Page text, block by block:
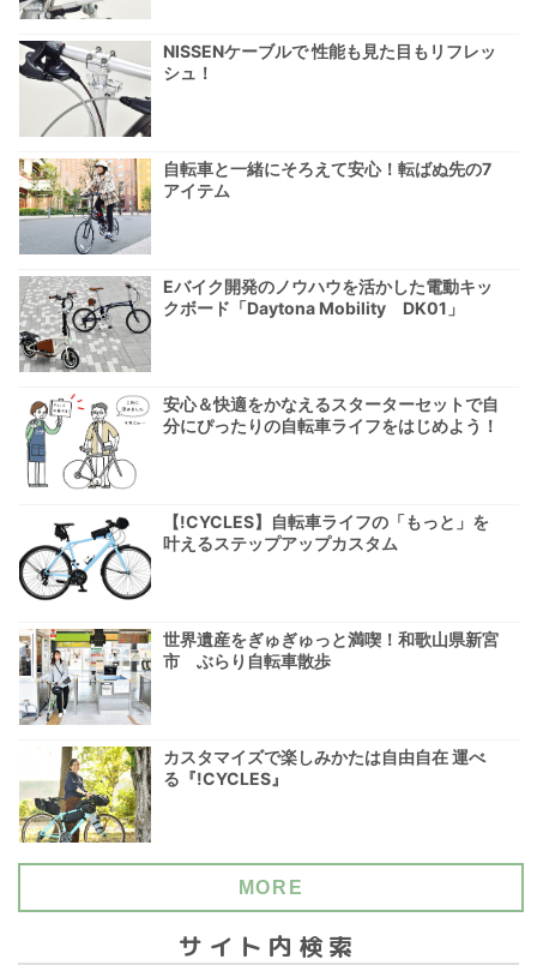
NISSENケーブルで 性能も見た目もリフレッ
シュ！
自転車と一緒にそろえて安心！転ばぬ先の7
アイテム
Eバイク開発のノウハウを活かした電動キッ
クボード「Daytona Mobility DK01」
安心＆快適をかなえるスターターセットで自
分にぴったりの自転車ライフをはじめよう！
【!CYCLES】自転車ライフの「もっと」を
叶えるステップアップカスタム
世界遺産をぎゅぎゅっと満喫！和歌山県新宮
市 ぶらり自転車散歩
カスタマイズで楽しみかたは自由自在 運べ
る『!CYCLES』
MORE
サイト内検索